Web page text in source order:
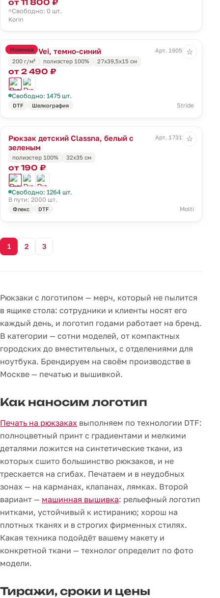
от 11 800 ₽
Свободно: 0 шт.
Korin
Новинка
Рюкзак Vei, темно-синий
Арт. 19050.40
200 г/м²
полиэстер 100% 27x39,5x15 см
от 2 490 ₽
Свободно: 1475 шт.
DTF Шелкография Stride
☆
Рюкзак детский Classna, белый с
зеленым
Арт. 17313.69
полиэстер 100% 32х35 см
от 190 ₽
Свободно: 1264 шт.
В пути: 2000 шт.
Флекс DTF Molti
☆
1 2 3
Рюкзаки с логотипом — мерч, который не пылится
в ящике стола: сотрудники и клиенты носят его
каждый день, и логотип годами работает на бренд.
В категории — сотни моделей, от компактных
городских до вместительных, с отделениями для
ноутбука. Брендируем на своём производстве в
Москве — печатью и вышивкой.
Как наносим логотип
Печать на рюкзаках выполняем по технологии DTF:
полноцветный принт с градиентами и мелкими
деталями ложится на синтетические ткани, из
которых сшито большинство рюкзаков, и не
трескается на сгибах. Печатаем и в неудобных
зонах — на карманах, клапанах, лямках. Второй
вариант — машинная вышивка: рельефный логотип
нитками, устойчивый к истиранию; хорош на
плотных тканях и в строгих фирменных стилях.
Какая техника подойдёт вашему макету и
конкретной ткани — технолог определит по фото
модели.
Тиражи, сроки и цены